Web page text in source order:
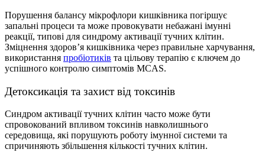
Порушення балансу мікрофлори кишківника погіршує
запальні процеси та може провокувати небажані імунні
реакції, типові для синдрому активації тучних клітин.
Зміцнення здоров’я кишківника через правильне харчування,
використання пробіотиків та цільову терапію є ключем до
успішного контролю симптомів MCAS.
Детоксикація та захист від токсинів
Синдром активації тучних клітин часто може бути
спровокований впливом токсинів навколишнього
середовища, які порушують роботу імунної системи та
спричиняють збільшення кількості тучних клітин.